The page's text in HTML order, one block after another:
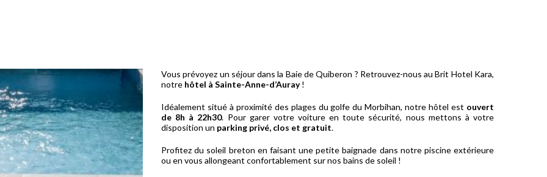
Vous prévoyez un séjour dans la Baie de Quiberon ? Retrouvez-nous au Brit Hotel Kara,
notre hôtel à Sainte-Anne-d’Auray!
Idéalement situé à proximité des plages du golfe du Morbihan, notre hôtel est ouvert
de 8h à 22h30. Pour garer votre voiture en toute sécurité, nous mettons à votre
disposition un parking privé, clos et gratuit.
Profitez du soleil breton en faisant une petite baignade dans notre piscine extérieure
ou en vous allongeant confortablement sur nos bains de soleil !